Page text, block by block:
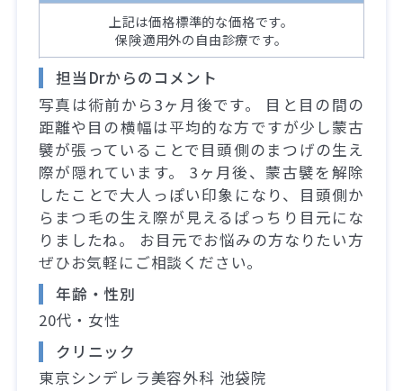
上記は価格標準的な価格です。
保険適用外の自由診療です。
担当Drからのコメント
写真は術前から3ヶ月後です。 目と目の間の
距離や目の横幅は平均的な方ですが少し蒙古
襞が張っていることで目頭側のまつげの生え
際が隠れています。 3ヶ月後、蒙古襞を解除
したことで大人っぽい印象になり、目頭側か
らまつ毛の生え際が見えるぱっちり目元にな
りましたね。 お目元でお悩みの方なりたい方
ぜひお気軽にご相談ください。
年齢・性別
20代・女性
クリニック
東京シンデレラ美容外科 池袋院